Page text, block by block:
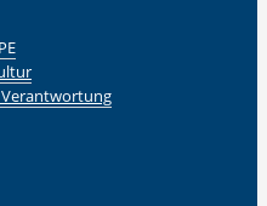
Verantwortung